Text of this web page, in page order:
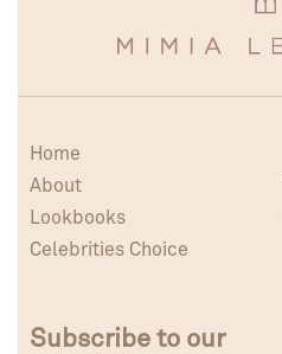
Home
About
Lookbooks
Celebrities Choice
Subscribe to our